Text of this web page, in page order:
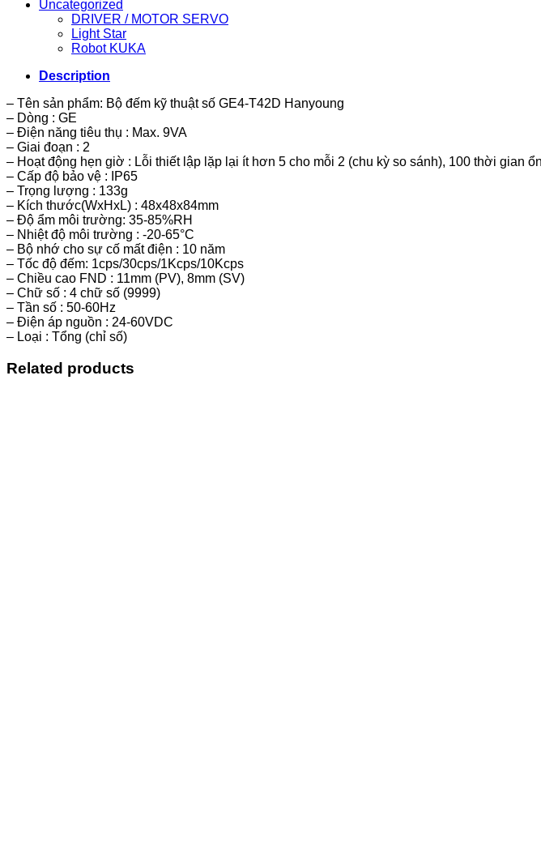
Uncategorized
DRIVER / MOTOR SERVO
Light Star
Robot KUKA
Description
– Tên sản phẩm: Bộ đếm kỹ thuật số GE4-T42D Hanyoung
– Dòng : GE
– Điện năng tiêu thụ : Max. 9VA
– Giai đoạn : 2
– Hoạt động hẹn giờ : Lỗi thiết lập lặp lại ít hơn 5 cho mỗi 2 (chu kỳ so sánh), 100 thời gian
– Cấp độ bảo vệ : IP65
– Trọng lượng : 133g
– Kích thước(WxHxL) : 48x48x84mm
– Độ ẩm môi trường: 35-85%RH
– Nhiệt độ môi trường : -20-65°C
– Bộ nhớ cho sự cố mất điện : 10 năm
– Tốc độ đếm: 1cps/30cps/1Kcps/10Kcps
– Chiều cao FND : 11mm (PV), 8mm (SV)
– Chữ số : 4 chữ số (9999)
– Tần số : 50-60Hz
– Điện áp nguồn : 24-60VDC
– Loại : Tổng (chỉ số)
Related products